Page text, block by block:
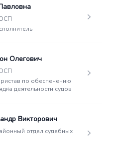
Олегович
по обеспечению
деятельности судов
Викторович
отдел судебных